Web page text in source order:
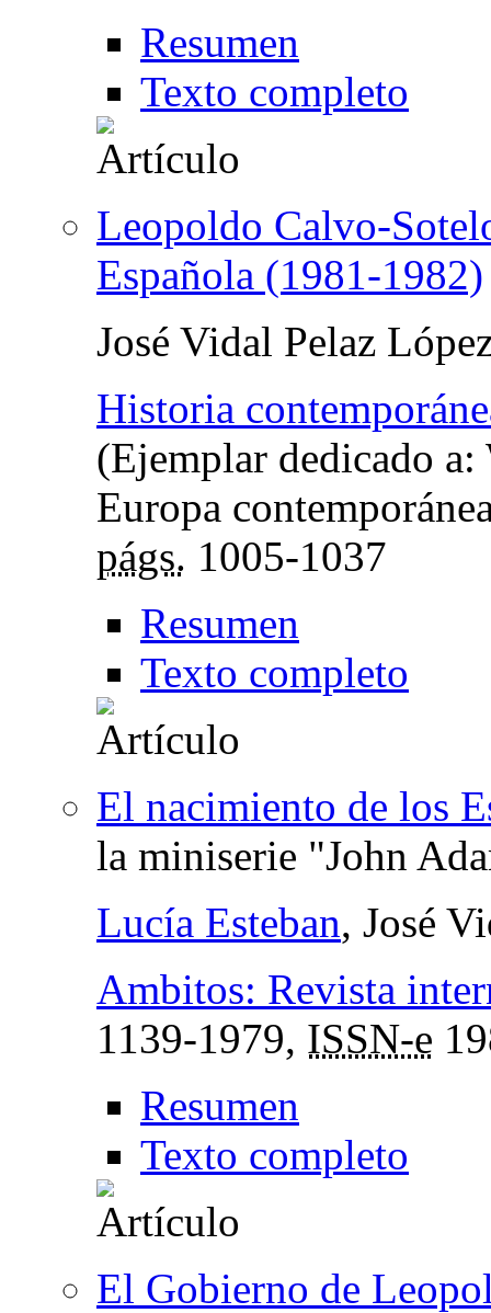
Resumen
Texto completo
Leopoldo Calvo-
Española (1981-1982)
José Vidal Pelaz
Historia
(Ejemplar dedicado
Europa
págs. 1005-1037
Resumen
Texto completo
El nacimiento de los
la miniserie "John
Lucía Esteban, José
Ambitos: Revista
1139-1979, ISSN-e
Resumen
Texto completo
El Gobierno de